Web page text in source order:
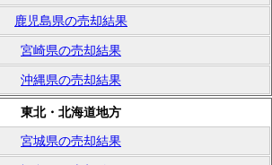
鹿児島県の売却結果
宮崎県の売却結果
沖縄県の売却結果
東北・北海道地方
宮城県の売却結果